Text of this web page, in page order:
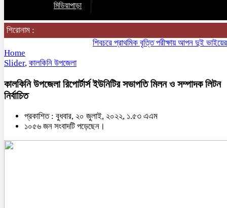
মিডিয়াপাড়া
শিরোনাম :
শিবচরে প্রাথমিক বৃত্তি পরীক্ষায় আপন দুই ভাইয়ের
Home
Slider, কালকিনি উপজেলা
কালকিনি উপজেলা রিপোর্টার্স ইউনিটির সভাপতি মিলন ও সম্পাদক লিটন
নির্বাচিত
প্রকাশিত : বুধবার, ২০ জুলাই, ২০২২, ১.৫৩ এএম
১০৫৬ জন সংবাদটি পড়েছেন।